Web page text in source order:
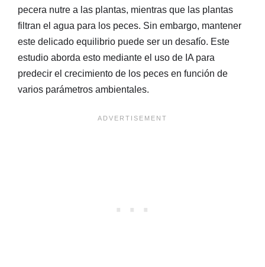
pecera nutre a las plantas, mientras que las plantas
filtran el agua para los peces. Sin embargo, mantener
este delicado equilibrio puede ser un desafío. Este
estudio aborda esto mediante el uso de IA para
predecir el crecimiento de los peces en función de
varios parámetros ambientales.